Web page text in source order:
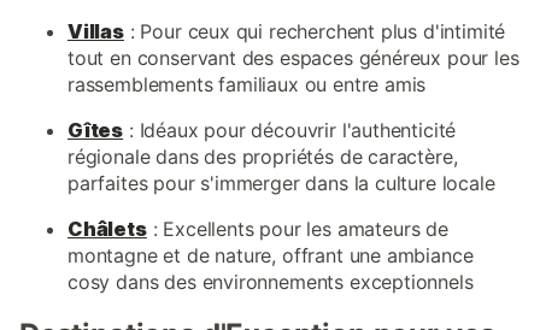
Villas: Pour ceux qui recherchent plus d'intimité
tout en conservant des espaces généreux pour les
rassemblements familiaux ou entre amis
Gîtes : Idéaux pour découvrir l'authenticité
régionale dans des propriétés de caractère,
parfaites pour s'immerger dans la culture locale
Châlets: Excellents pour les amateurs de
montagne et de nature, offrant une ambiance
cosy dans des environnements exceptionnels